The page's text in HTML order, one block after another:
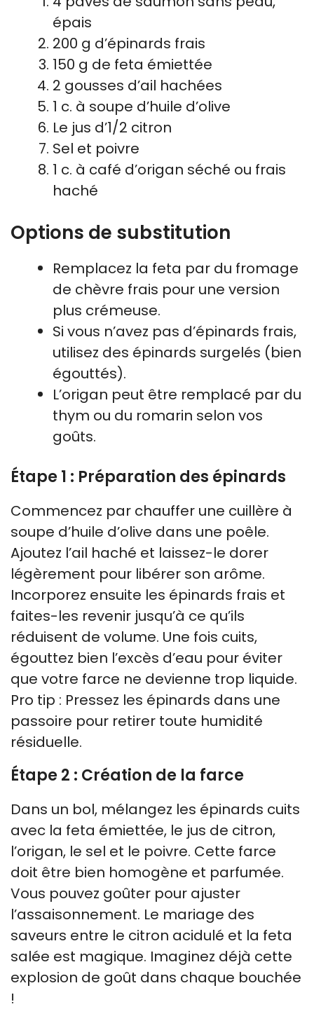
épais
200 g d’épinards frais
150 g de feta émiettée
2 gousses d’ail hachées
1 c. à soupe d’huile d’olive
Le jus d’1/2 citron
Sel et poivre
1 c. à café d’origan séché ou frais
haché
Options de substitution
Remplacez la feta par du fromage
de chèvre frais pour une version
plus crémeuse.
Si vous n’avez pas d’épinards frais,
utilisez des épinards surgelés (bien
égouttés).
L’origan peut être remplacé par du
thym ou du romarin selon vos
goûts.
Étape 1 : Préparation des épinards
Commencez par chauffer une cuillère à
soupe d’huile d’olive dans une poêle.
Ajoutez l’ail haché et laissez-le dorer
légèrement pour libérer son arôme.
Incorporez ensuite les épinards frais et
faites-les revenir jusqu’à ce qu’ils
réduisent de volume. Une fois cuits,
égouttez bien l’excès d’eau pour éviter
que votre farce ne devienne trop liquide.
Pro tip : Pressez les épinards dans une
passoire pour retirer toute humidité
résiduelle.
Étape 2 : Création de la farce
Dans un bol, mélangez les épinards cuits
avec la feta émiettée, le jus de citron,
l’origan, le sel et le poivre. Cette farce
doit être bien homogène et parfumée.
Vous pouvez goûter pour ajuster
l’assaisonnement. Le mariage des
saveurs entre le citron acidulé et la feta
salée est magique. Imaginez déjà cette
explosion de goût dans chaque bouchée
!